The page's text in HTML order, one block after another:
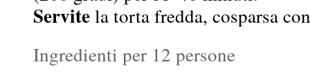
Servitela torta fredda, cosparsa
Ingredienti per 12 persone